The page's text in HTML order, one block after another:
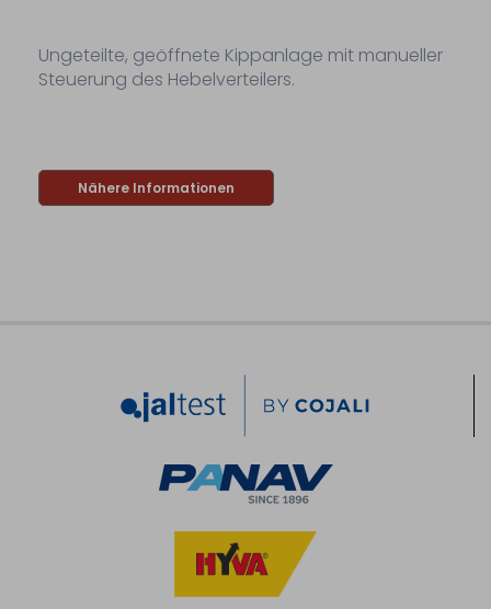
Ungeteilte, geöffnete Kippanlage mit manueller
Steuerung des Hebelverteilers.
Nähere Informationen